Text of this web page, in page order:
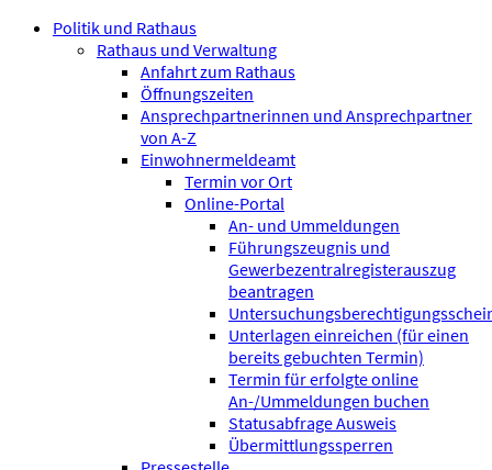
Politik und Rathaus
Rathaus und Verwaltung
Anfahrt zum Rathaus
Öffnungszeiten
Ansprechpartnerinnen und Ansprechpartner
von A-Z
Einwohnermeldeamt
Termin vor Ort
Online-Portal
An- und Ummeldungen
Führungszeugnis und
Gewerbezentralregisterauszug
beantragen
Unterlagen einreichen (für einen
bereits gebuchten Termin)
Termin für erfolgte online
An-/Ummeldungen buchen
Statusabfrage Ausweis
Übermittlungssperren